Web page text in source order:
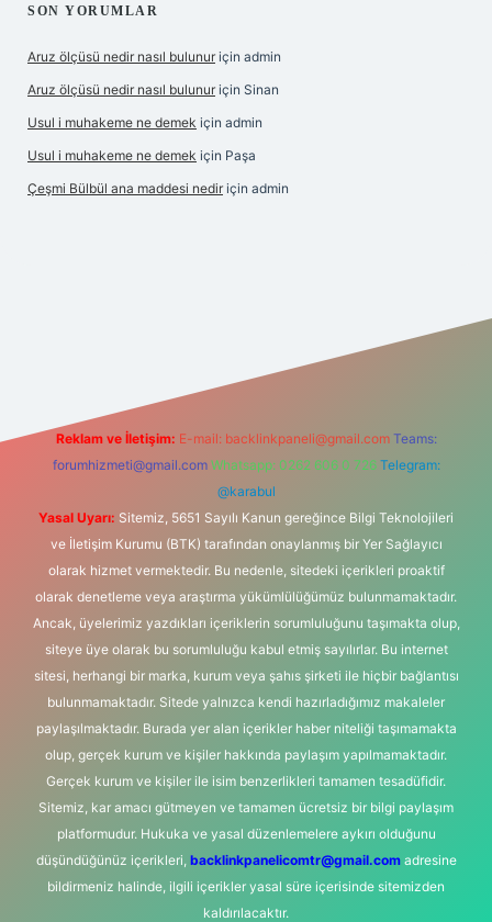
SON YORUMLAR
Aruz ölçüsü nedir nasıl bulunur için admin
Aruz ölçüsü nedir nasıl bulunur için Sinan
Usul i muhakeme ne demek için admin
Usul i muhakeme ne demek için Paşa
Çeşmi Bülbül ana maddesi nedir için admin
Reklam ve İletişim: E-mail: backlinkpaneli@gmail.com Teams:
forumhizmeti@gmail.com Whatsapp: 0262 606 0 726 Telegram:
@karabul
Yasal Uyarı: Sitemiz, 5651 Sayılı Kanun gereğince Bilgi Teknolojileri
ve İletişim Kurumu (BTK) tarafından onaylanmış bir Yer Sağlayıcı
olarak hizmet vermektedir. Bu nedenle, sitedeki içerikleri proaktif
olarak denetleme veya araştırma yükümlülüğümüz bulunmamaktadır.
Ancak, üyelerimiz yazdıkları içeriklerin sorumluluğunu taşımakta olup,
siteye üye olarak bu sorumluluğu kabul etmiş sayılırlar. Bu internet
sitesi, herhangi bir marka, kurum veya şahıs şirketi ile hiçbir bağlantısı
bulunmamaktadır. Sitede yalnızca kendi hazırladığımız makaleler
paylaşılmaktadır. Burada yer alan içerikler haber niteliği taşımamakta
olup, gerçek kurum ve kişiler hakkında paylaşım yapılmamaktadır.
Gerçek kurum ve kişiler ile isim benzerlikleri tamamen tesadüfidir.
Sitemiz, kar amacı gütmeyen ve tamamen ücretsiz bir bilgi paylaşım
platformudur. Hukuka ve yasal düzenlemelere aykırı olduğunu
düşündüğünüz içerikleri, backlinkpanelicomtr@gmail.comadresine
bildirmeniz halinde, ilgili içerikler yasal süre içerisinde sitemizden
kaldırılacaktır.